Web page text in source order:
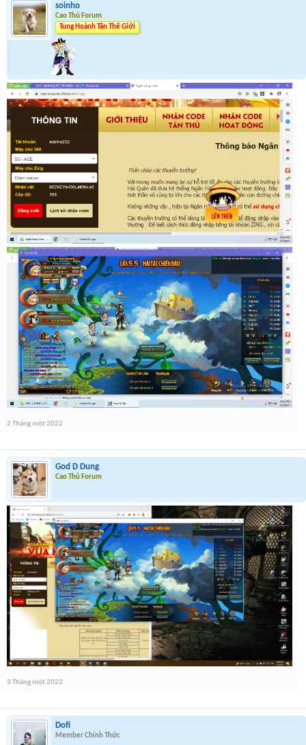
soinho
Cao Thủ Forum
Tung Hoành Tân Thế Giới
2 Tháng một 2022
God D Dung
Cao Thủ Forum
3 Tháng một 2022
Dofi
Member Chính Thức